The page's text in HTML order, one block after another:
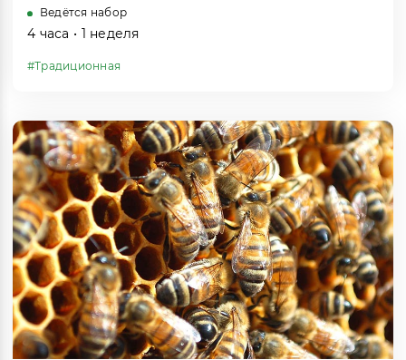
Ведётся набор
4 часа • 1 неделя
#Традиционная